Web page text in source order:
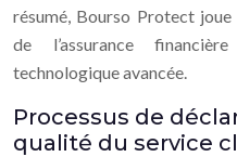
résumé, Bourso Protect
de l’assurance
technologique avancée.
Processus de
qualité du service